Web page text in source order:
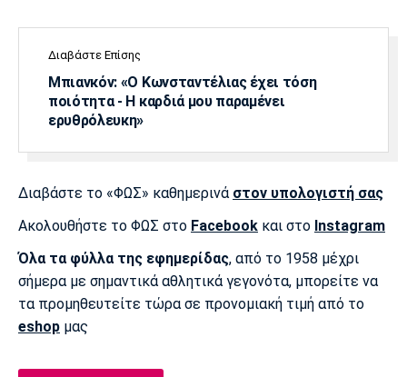
Διαβάστε Επίσης
Μπιανκόν: «Ο Κωνσταντέλιας έχει τόση
ποιότητα - Η καρδιά μου παραμένει
ερυθρόλευκη»
Διαβάστε το «ΦΩΣ» καθημερινά στον υπολογιστή σας
Ακολουθήστε το ΦΩΣ στο Facebook και στο Instagram
Όλα τα φύλλα της εφημερίδας, από το 1958 μέχρι
σήμερα με σημαντικά αθλητικά γεγονότα, μπορείτε να
τα προμηθευτείτε τώρα σε προνομιακή τιμή από το
eshop μας